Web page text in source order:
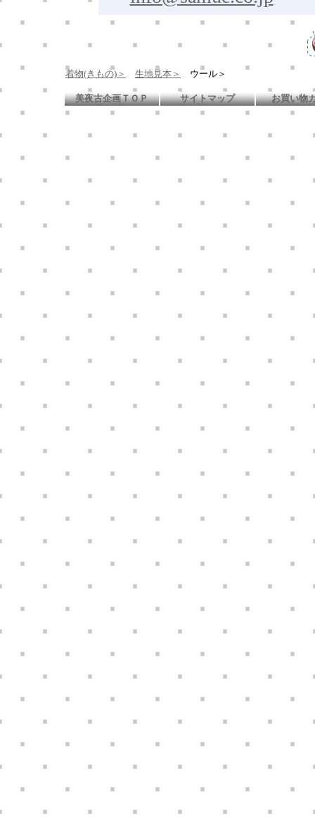
着物(きもの)＞ 生地見本＞ ウール＞
美夜古企画ＴＯＰ サイトマップ お買い物